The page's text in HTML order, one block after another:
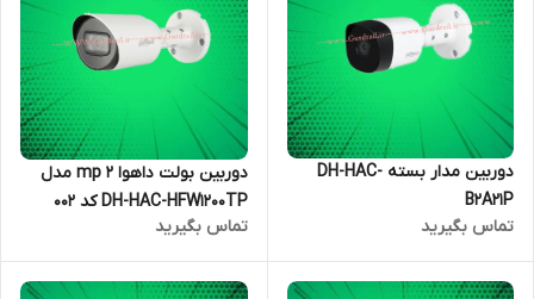
دوربین مدار بسته DH-HAC-
B2A21P
تماس بگیرید
دوربین بولت داهوا 2 mp مدل
DH-HAC-HFW1200TP کد 002
تماس بگیرید